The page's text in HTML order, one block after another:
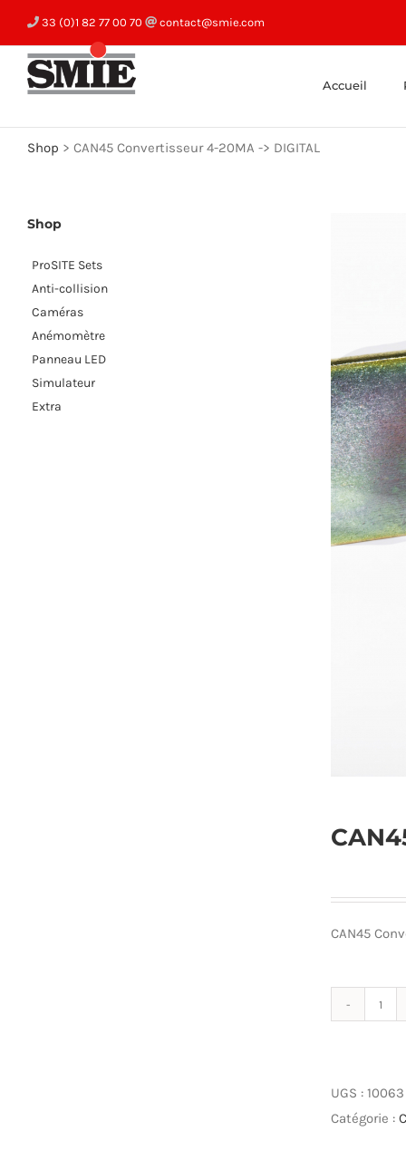
content
33 (0)1 82 77 00 70 contact@smie.com
Accueil
Shop > CAN45 Convertisseur 4-20MA -> DIGITAL
CAN45
4-
UGS :10063
Catégorie :
Shop
ProSITE Sets
Anti-collision
Caméras
Anémomètre
Panneau LED
Simulateur
Extra